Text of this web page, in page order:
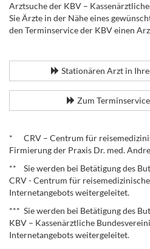
Arztsuche der KBV –
Sie Ärzte in der Nähe eines
den Terminservice der KBV einen
Stationären Arzt in
Zum
* CRV – Centrum für
Firmierung der Praxis Dr. med.
** Sie werden bei Betätigung des
CRV - Centrum für
Internetangebots weitergeleitet.
*** Sie werden bei Betätigung des
KBV – Kassenärztliche
Internetangebots weitergeleitet.